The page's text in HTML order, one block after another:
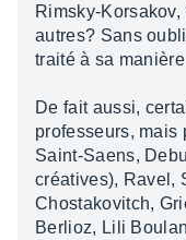
Rimsky-
autres? Sans
traité à sa
De fait aussi,
professeurs, mais
Saint-Saens,
créatives), Ravel,
Chostakovitch,
Berlioz, Lili